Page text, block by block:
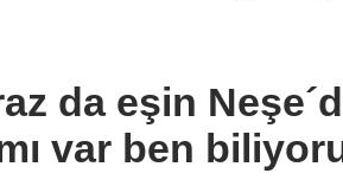
da eşin
var ben